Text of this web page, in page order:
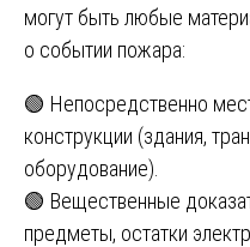
могут быть любые
о событии пожара:
🟢 Непосредственно
конструкции (здания,
оборудование).
🟢 Вещественные
предметы, остатки